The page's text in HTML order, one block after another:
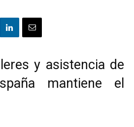
y asistencia de
mantiene el